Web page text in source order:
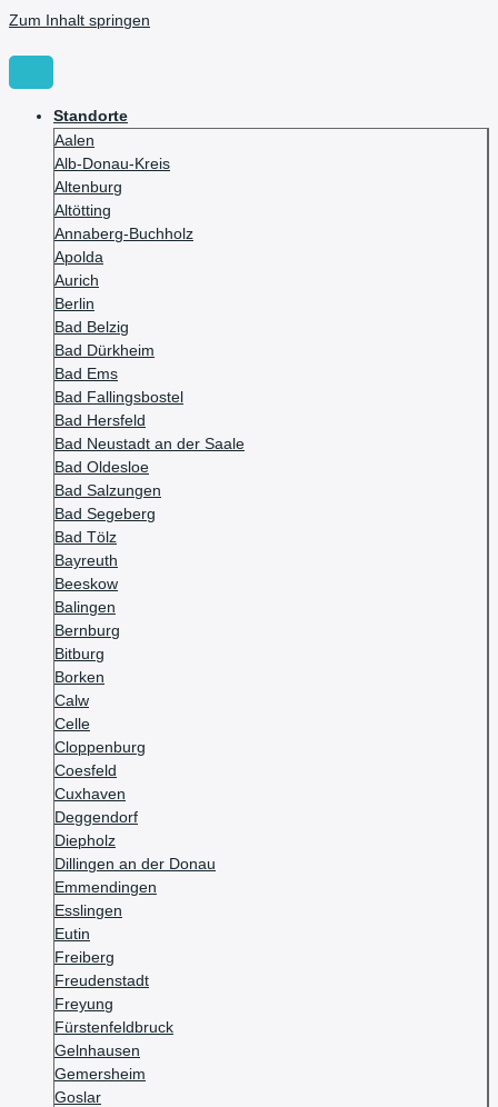
Zum Inhalt springen
Standorte
Aalen
Alb-Donau-Kreis
Altenburg
Altötting
Annaberg-Buchholz
Apolda
Aurich
Berlin
Bad Belzig
Bad Dürkheim
Bad Ems
Bad Fallingsbostel
Bad Hersfeld
Bad Neustadt an der Saale
Bad Oldesloe
Bad Salzungen
Bad Segeberg
Bad Tölz
Bayreuth
Beeskow
Balingen
Bernburg
Bitburg
Borken
Calw
Celle
Cloppenburg
Coesfeld
Cuxhaven
Deggendorf
Diepholz
Dillingen an der Donau
Emmendingen
Esslingen
Eutin
Freiberg
Freudenstadt
Freyung
Fürstenfeldbruck
Gelnhausen
Gemersheim
Goslar